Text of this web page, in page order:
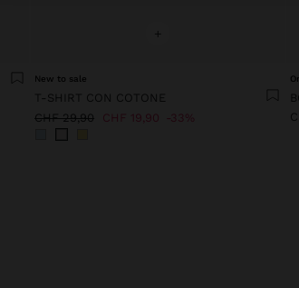
+
New to sale
T-SHIRT CON COTONE
CHF 29,90 CHF 19,90 33%